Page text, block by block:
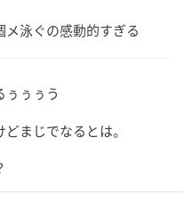
泳ぐの感動的すぎる
ぅぅぅう
まじでなるとは。